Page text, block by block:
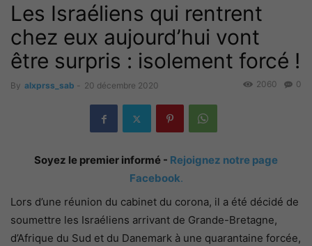
Les Israéliens qui rentrent
chez eux aujourd’hui vont
être surpris : isolement forcé !
By alxprss_sab - 20 décembre 2020 0
2060
Soyez le premier informé - Rejoignez notre page
Facebook.
Lors d’une réunion du cabinet du corona, il a été décidé de
soumettre les Israéliens arrivant de Grande-Bretagne,
d’Afrique du Sud et du Danemark à une quarantaine forcée,